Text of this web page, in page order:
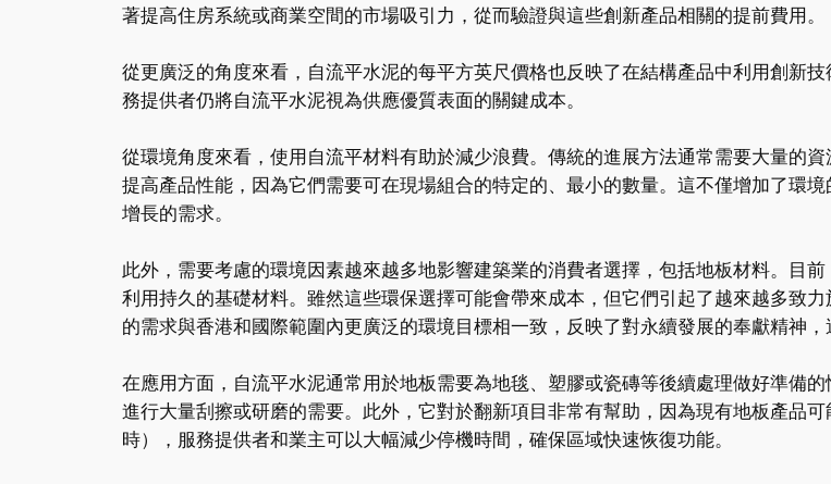
著提高住房系統或商業空間的市場吸引力，從而驗證與這些創新產品相關的提前費用。
從更廣泛的角度來看，自流平水泥的每平方英尺價格也反映了在結構產品中利用創新
務提供者仍將自流平水泥視為供應優質表面的關鍵成本。
從環境角度來看，使用自流平材料有助於減少浪費。傳統的進展方法通常需要大量的
提高產品性能，因為它們需要可在現場組合的特定的、最小的數量。這不僅增加了環
增長的需求。
此外，需要考慮的環境因素越來越多地影響建築業的消費者選擇，包括地板材料。目
利用持久的基礎材料。雖然這些環保選擇可能會帶來成本，但它們引起了越來越多致
的需求與香港和國際範圍內更廣泛的環境目標相一致，反映了對永續發展的奉獻精神
在應用方面，自流平水泥通常用於地板需要為地毯、塑膠或瓷磚等後續處理做好準備
進行大量刮擦或研磨的需要。此外，它對於翻新項目非常有幫助，因為現有地板產品
時），服務提供者和業主可以大幅減少停機時間，確保區域快速恢復功能。